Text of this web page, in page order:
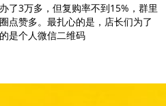
了3万多，但复购率不到15%，群里
点赞多。最扎心的是，店长们为了
是个人微信二维码